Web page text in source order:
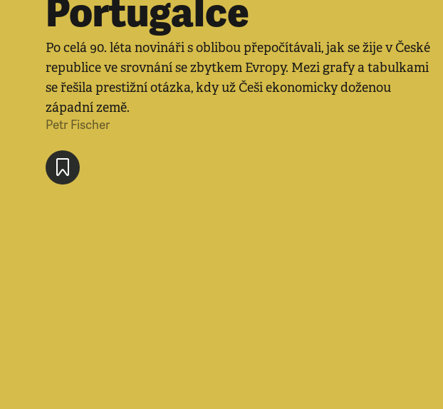
Portugalce
Po celá 90. léta novináři s oblibou přepočítávali, jak se žije v České
republice ve srovnání se zbytkem Evropy. Mezi grafy a tabulkami
se řešila prestižní otázka, kdy už Češi ekonomicky doženou
západní země.
Petr Fischer